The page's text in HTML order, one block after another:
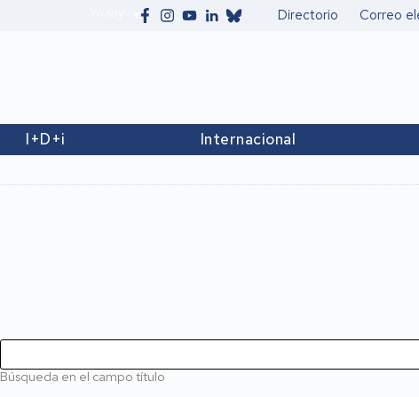
Secundario
Directorio Correo
I+D+i Internacional
Búsqueda en el campo título